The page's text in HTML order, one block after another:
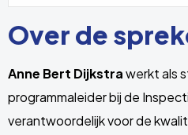
Over de
Anne Bert Dijkstrawerkt als
programmaleider bij de
verantwoordelijk voor de